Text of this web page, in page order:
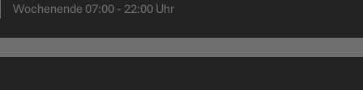
Wochenende 07:00 - 22:00 Uhr